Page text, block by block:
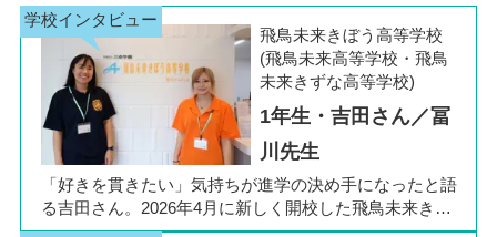
金山キャンパス
高知県 高知キャンパス
沖縄県
小禄キャンパス
那覇新都心キャンパス
飛鳥未来きぼう高等学校
(飛鳥未来高等学校・飛鳥
未来きずな高等学校)
1年生・吉田さん／冨
川先生
「好きを貫きたい」気持ちが進学の決め手になったと語
る吉田さん。2026年4月に新しく開校した飛鳥未来きぼ
う高等学校 柏キャンパスの1年生です。彼女は中学3年